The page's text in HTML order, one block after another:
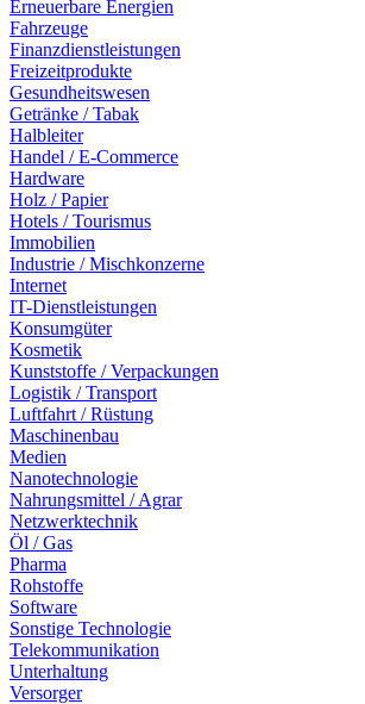
Erneuerbare Energien
Fahrzeuge
Finanzdienstleistungen
Freizeitprodukte
Gesundheitswesen
Getränke / Tabak
Halbleiter
Handel / E-Commerce
Hardware
Holz / Papier
Hotels / Tourismus
Immobilien
Industrie / Mischkonzerne
Internet
IT-Dienstleistungen
Konsumgüter
Kosmetik
Kunststoffe / Verpackungen
Logistik / Transport
Luftfahrt / Rüstung
Maschinenbau
Medien
Nanotechnologie
Nahrungsmittel / Agrar
Netzwerktechnik
Öl / Gas
Pharma
Rohstoffe
Software
Sonstige Technologie
Telekommunikation
Unterhaltung
Versorger